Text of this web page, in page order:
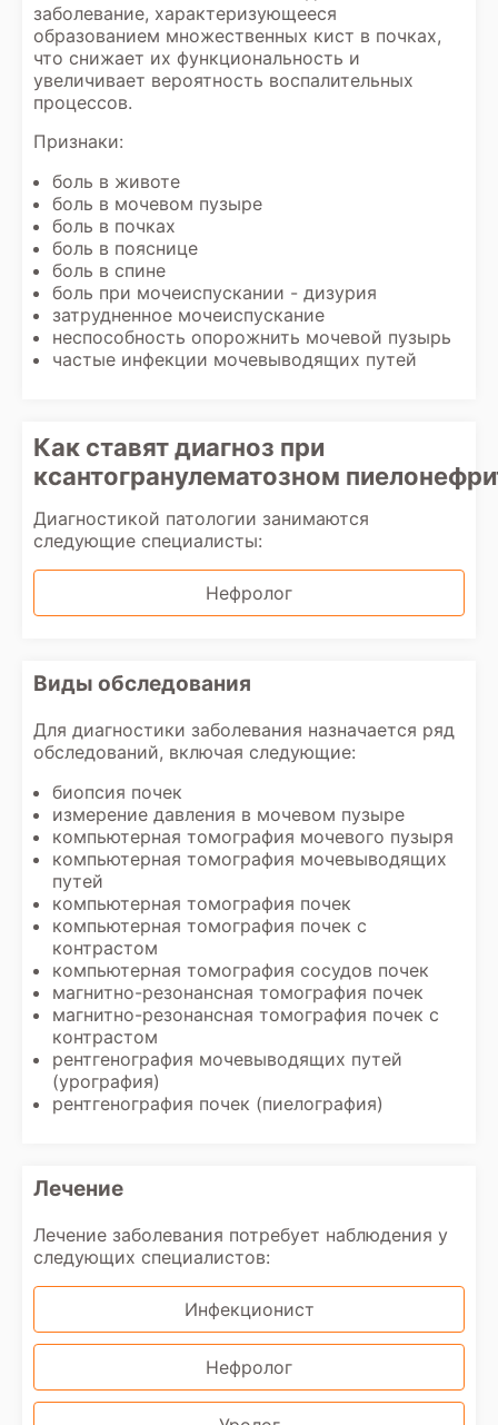
заболевание, характеризующееся
образованием множественных кист в почках,
что снижает их функциональность и
увеличивает вероятность воспалительных
процессов.
Признаки:
боль в животе
боль в мочевом пузыре
боль в почках
боль в пояснице
боль в спине
боль при мочеиспускании - дизурия
затрудненное мочеиспускание
неспособность опорожнить мочевой пузырь
частые инфекции мочевыводящих путей
Как ставят диагноз при
ксантогранулематозном
Диагностикой патологии занимаются
следующие специалисты:
Нефролог
Виды обследования
Для диагностики заболевания назначается ряд
обследований, включая следующие:
биопсия почек
измерение давления в мочевом пузыре
компьютерная томография мочевого пузыря
компьютерная томография мочевыводящих
путей
компьютерная томография почек
компьютерная томография почек с
контрастом
компьютерная томография сосудов почек
магнитно-резонансная томография почек
магнитно-резонансная томография почек с
контрастом
рентгенография мочевыводящих путей
(урография)
рентгенография почек (пиелография)
Лечение
Лечение заболевания потребует наблюдения у
следующих специалистов:
Инфекционист
Нефролог